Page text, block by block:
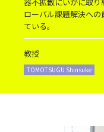
器不拡散にいかに取
ローバル課題解決へ
ている。
教授
TOMOTSUGU Shinsuke